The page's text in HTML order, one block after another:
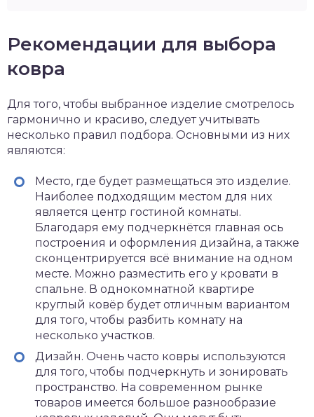
Рекомендации для выбора
ковра
Для того, чтобы выбранное изделие смотрелось
гармонично и красиво, следует учитывать
несколько правил подбора. Основными из них
являются:
Место, где будет размещаться это изделие.
Наиболее подходящим местом для них
является центр гостиной комнаты.
Благодаря ему подчеркнётся главная ось
построения и оформления дизайна, а также
сконцентрируется всё внимание на одном
месте. Можно разместить его у кровати в
спальне. В однокомнатной квартире
круглый ковёр будет отличным вариантом
для того, чтобы разбить комнату на
несколько участков.
Дизайн. Очень часто ковры используются
для того, чтобы подчеркнуть и зонировать
пространство. На современном рынке
товаров имеется большое разнообразие